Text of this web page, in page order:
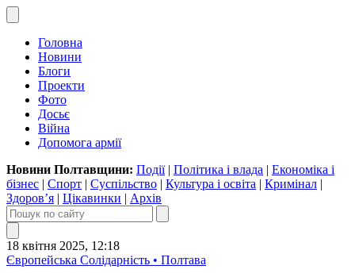
Головна
Новини
Блоги
Проекти
Фото
Досьє
Війна
Допомога армії
Новини Полтавщини: Події| Політика і влада | Економіка і
бізнес | Спорт | Суспільство | Культура і освіта | Кримінал |
Здоров’я | Цікавинки | Архів
18 квітня 2025, 12:18
Європейська Солідарність • Полтава